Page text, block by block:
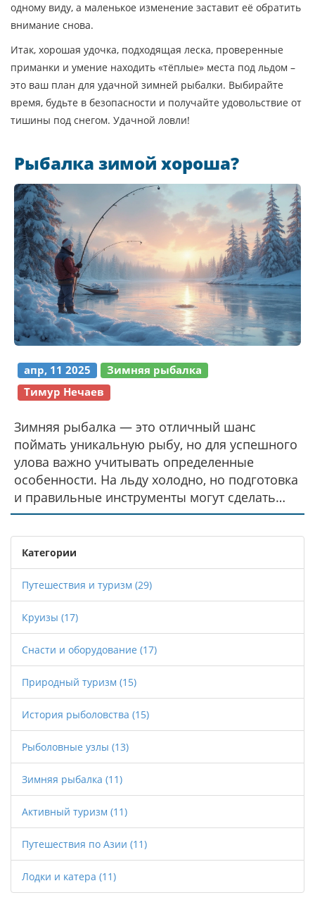
одному виду, а маленькое изменение заставит её обратить
внимание снова.
Итак, хорошая удочка, подходящая леска, проверенные
приманки и умение находить «тёплые» места под льдом –
это ваш план для удачной зимней рыбалки. Выбирайте
время, будьте в безопасности и получайте удовольствие от
тишины под снегом. Удачной ловли!
Рыбалка зимой хороша?
апр, 11 2025
Зимняя рыбалка
Тимур Нечаев
Зимняя рыбалка — это отличный шанс
поймать уникальную рыбу, но для успешного
улова важно учитывать определенные
особенности. На льду холодно, но подготовка
и правильные инструменты могут сделать
процесс комфортным и безопасным. Здесь
вы узнаете о лучших техниках, интересных
фактах и полезных советах для рыбаков в
зимнее время. Опытные рыбаки
рассказывают о своем подходе, а новичкам
будет предложено несколько рекомендаций
для старта. Этот текст станет надежным
путеводителем для всех, кто хочет
попробовать рыбалку зимой.
Категории
Путешествия и туризм (29)
Круизы (17)
Снасти и оборудование (17)
Природный туризм (15)
История рыболовства (15)
Рыболовные узлы (13)
Зимняя рыбалка (11)
Активный туризм (11)
Путешествия по Азии (11)
Лодки и катера (11)